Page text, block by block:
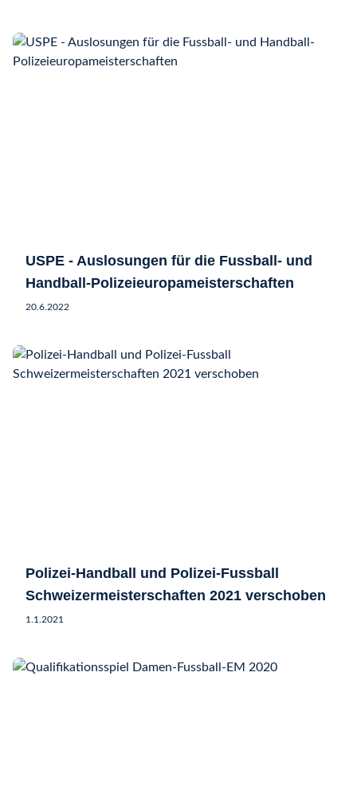
USPE - Auslosungen für die Fussball- und
Handball-Polizeieuropameisterschaften
20.6.2022
Polizei-Handball und Polizei-Fussball
Schweizermeisterschaften 2021 verschoben
1.1.2021